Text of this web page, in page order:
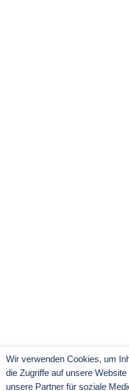
Wir verwenden Cookies, um
die Zugriffe auf unsere
unsere Partner für soziale